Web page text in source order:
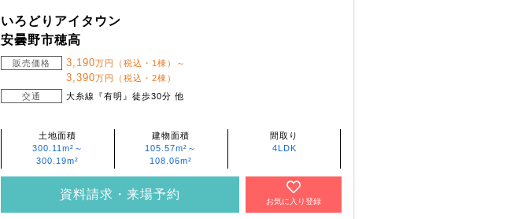
いろどりアイタウン
安曇野市穂高
販売価格 3,190万円（税込・1棟）～
3,390万円（税込・2棟）
交通
大糸線『有明』徒歩30分 他
土地面積
300.11m²～
300.19m²
建物面積
105.57m²～
108.06m²
間取り
4LDK
資料請求・来場予約
お気に入り登録